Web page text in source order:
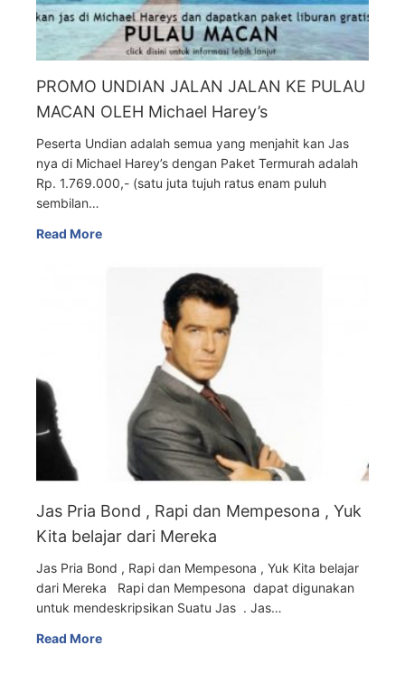
PROMO UNDIAN JALAN JALAN KE PULAU
MACAN OLEH Michael Harey’s
Peserta Undian adalah semua yang menjahit kan Jas
nya di Michael Harey’s dengan Paket Termurah adalah
Rp. 1.769.000,- (satu juta tujuh ratus enam puluh
sembilan…
Read More
Jas Pria Bond , Rapi dan Mempesona , Yuk
Kita belajar dari Mereka
Jas Pria Bond , Rapi dan Mempesona , Yuk Kita belajar
dari Mereka Rapi dan Mempesona dapat digunakan
untuk mendeskripsikan Suatu Jas . Jas…
Read More